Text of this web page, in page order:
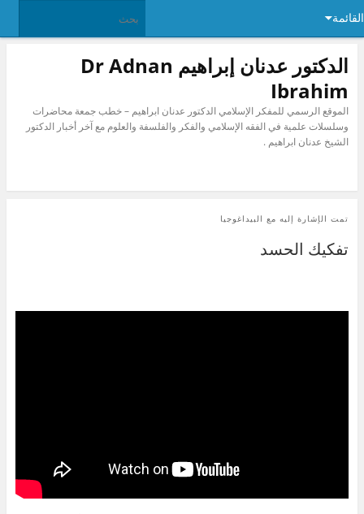
القائمة
الدكتور عدنان إبراهيم Dr Adnan
Ibrahim
الموقع الرسمي للمفكر الإسلامي الدكتور عدنان ابراهيم – خطب جمعة محاضرات
وسلسلات علمية في الفقه الإسلامي والفكر والفلسفة والعلوم مع آخر أخبار الدكتور
الشيخ عدنان ابراهيم .
تمت الإشارة إليه مع البيداغوجيا
تفكيك الحسد